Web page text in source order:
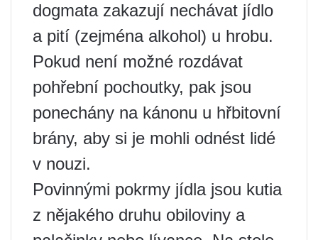
dogmata zakazují nechávat jídlo
a pití (zejména alkohol) u hrobu.
Pokud není možné rozdávat
pohřební pochoutky, pak jsou
ponechány na kánonu u hřbitovní
brány, aby si je mohli odnést lidé
v nouzi.
Povinnými pokrmy jídla jsou kutia
z nějakého druhu obiloviny a